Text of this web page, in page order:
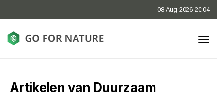
08 Aug 2026 20:04
Artikelen van Duurzaam